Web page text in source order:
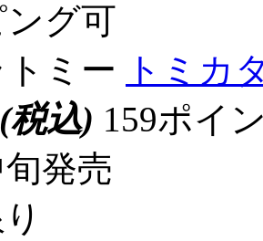
グ可
ミー
トミカ
(税込) 159ポイ
発売